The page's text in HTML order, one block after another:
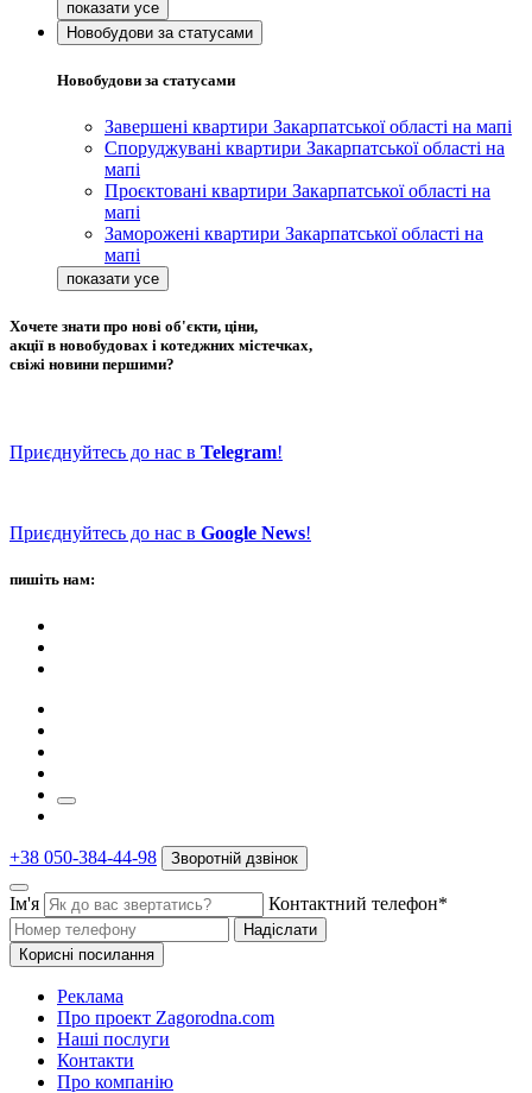
Новобудови за статусами
Новобудови за статусами
Завершені квартири Закарпатської області на мапі
Споруджувані квартири Закарпатської області на
мапі
Проєктовані квартири Закарпатської області на
мапі
Заморожені квартири Закарпатської області на
мапі
Хочете знати про нові об'єкти, ціни,
акції в новобудовах і котеджних містечках,
свіжі новини першими?
Приєднуйтесь до нас в Telegram!
Приєднуйтесь до нас в Google News!
пишіть нам:
+38 050-384-44-98 Зворотній дзвінок
Ім'я Контактний телефон*
Надіслати
Корисні посилання
Реклама
Про проект Zagorodna.com
Наші послуги
Контакти
Про компанію